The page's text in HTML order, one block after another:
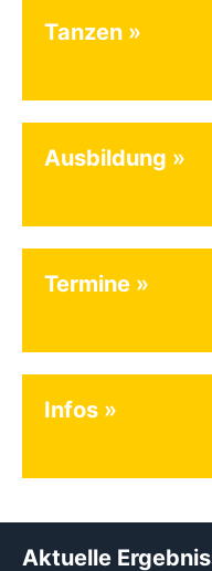
Tanzen
Ausbildung
Termine
Infos
Aktuelle